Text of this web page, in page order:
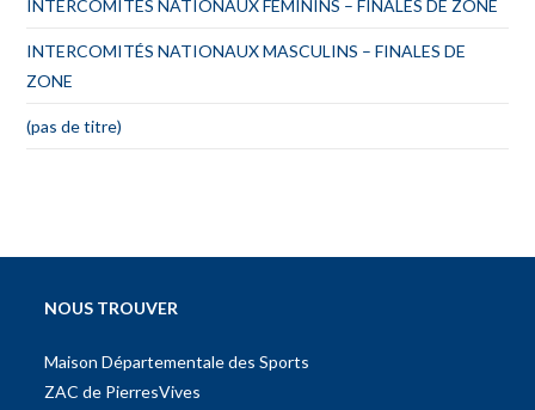
INTERCOMITÉS NATIONAUX FÉMININS – FINALES DE ZONE
INTERCOMITÉS NATIONAUX MASCULINS – FINALES DE
ZONE
(pas de titre)
NOUS TROUVER
Maison Départementale des Sports
ZAC de PierresVives